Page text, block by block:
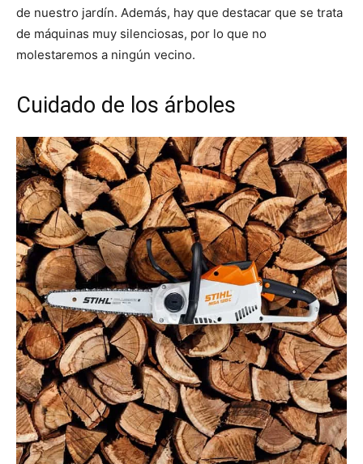
de nuestro jardín. Además, hay que destacar que se trata
de máquinas muy silenciosas, por lo que no
molestaremos a ningún vecino.
Cuidado de los árboles